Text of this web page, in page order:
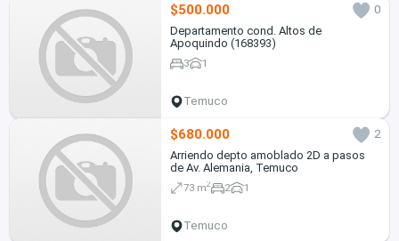
$500.000
0
Departamento cond. Altos de
Apoquindo (168393)
3 1
Temuco
$680.000
2
Arriendo depto amoblado 2D a pasos
de Av. Alemania, Temuco
73 m2 2 1
Temuco